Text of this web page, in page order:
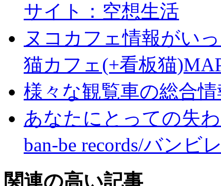
サイト：空想生活
ヌコカフェ情報がい
猫カフェ(+看板猫
様々な観覧車の総合
あなたにとっての失
ban-be records/バンビ
関連の高い記事